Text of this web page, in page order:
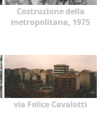
Costruzione della
metropolitana, 1975
via Felice Cavalotti